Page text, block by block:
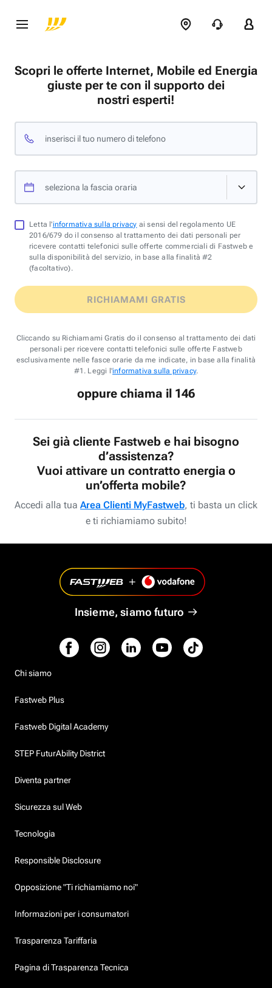
Scopri le offerte Internet, Mobile ed Energia
giuste per te con il supporto dei
nostri esperti!
inserisci il tuo numero di telefono
seleziona la fascia oraria
Letta l'informativa sulla privacy ai sensi del regolamento UE
2016/679 do il consenso al trattamento dei dati personali per
ricevere contatti telefonici sulle offerte commerciali di Fastweb e
sulla disponibilità del servizio, in base alla finalità #2
(facoltativo).
RICHIAMAMI GRATIS
Cliccando su Richiamami Gratis do il consenso al trattamento dei dati
personali per ricevere contatti telefonici sulle offerte Fastweb
esclusivamente nelle fasce orarie da me indicate, in base alla finalità
#1. Leggi l'informativa sulla privacy.
oppure chiama il 146
Sei già cliente Fastweb e hai bisogno
d’assistenza?
Vuoi attivare un contratto energia o
un’offerta mobile?
Accedi alla tua Area Clienti MyFastweb, ti basta un click
e ti richiamiamo subito!
Insieme, siamo futuro
Chi siamo
Fastweb Plus
Fastweb Digital Academy
STEP FuturAbility District
Diventa partner
Sicurezza sul Web
Tecnologia
Responsible Disclosure
Opposizione "Ti richiamiamo noi"
Informazioni per i consumatori
Trasparenza Tariffaria
Pagina di Trasparenza Tecnica